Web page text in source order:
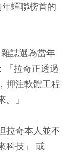
年蟬聯榜首的
誌選為當年
「拉奇正透過
押注軟體工程
」
拉奇本人並不
科技」 或